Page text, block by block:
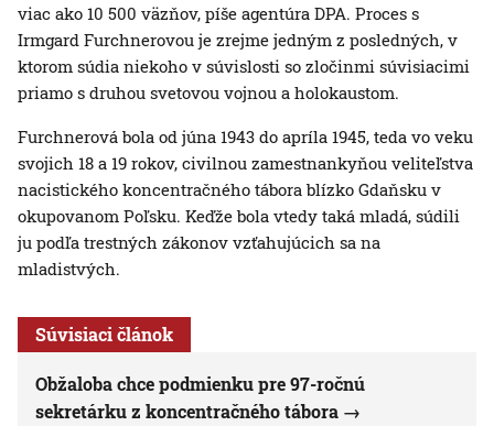
viac ako 10 500 väzňov, píše agentúra DPA. Proces s
Irmgard Furchnerovou je zrejme jedným z posledných, v
ktorom súdia niekoho v súvislosti so zločinmi súvisiacimi
priamo s druhou svetovou vojnou a holokaustom.
Furchnerová bola od júna 1943 do apríla 1945, teda vo veku
svojich 18 a 19 rokov, civilnou zamestnankyňou veliteľstva
nacistického koncentračného tábora blízko Gdaňsku v
okupovanom Poľsku. Keďže bola vtedy taká mladá, súdili
ju podľa trestných zákonov vzťahujúcich sa na
mladistvých.
Súvisiaci článok
Obžaloba chce podmienku pre 97-ročnú
sekretárku z koncentračného tábora